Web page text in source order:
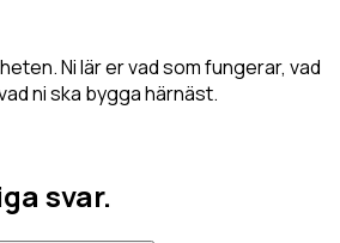
Ni lär er vad som fungerar, vad
ni ska bygga härnäst.
svar.